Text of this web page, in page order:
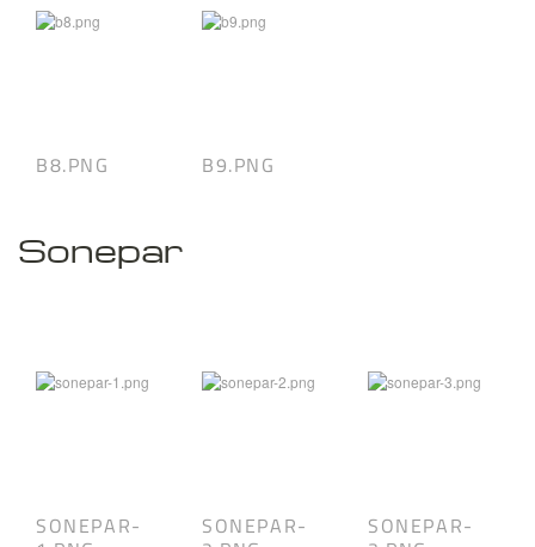
B8.PNG B9.PNG
Sonepar
SONEPAR-
SONEPAR-
SONEPAR-